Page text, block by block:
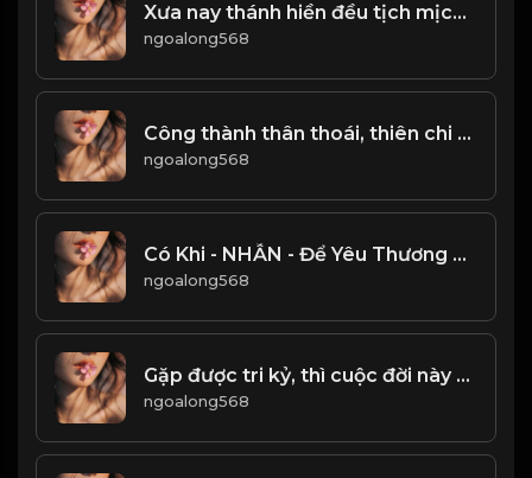
Xưa nay thánh hiền đều tịch mịch Chỉ phường thơ rượu thích lưu danh! Đạo
ngoalong568
Công thành thân thoái, thiên chi đạo! & Đạo
ngoalong568
Có Khi - NHẪN - Để Yêu Thương Có khi - NHẪN - Để Liệu Đường Lo Toan & Đạo
ngoalong568
Gặp được tri kỷ, thì cuộc đời này mới không ân hận! Đạo
ngoalong568